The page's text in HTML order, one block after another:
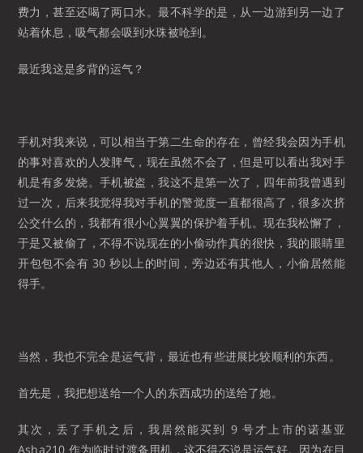
费力，甚至还喝了两口水。最不科学的是，从一边游到另一边了
站着休息，吸气都会吸到水珠被呛到。
最近我这是多背的运气？
手机对我来说，可以相当于第二生命的存在，曾经我会因为手机
的事对喜欢的人发脾气，现在虽然不会了，但是可以看出我对手
机是有多发烧。手机被盗，我这不是第一次了，四年前我曾遇到
过一次，后来我觉得我对手机的警觉度一直都很高了，很多次挤
公交什么的，我都有很小心翼翼的保护着手机。现在我松懈了，
于是又被偷了，不得不说现在的小偷动作真的很快，我的眼睛里
开包包不会有 30 秒以上的时间，旁边还有其他人，小偷居然能
得手。
当然，我也不完全是运气背，最近也有些进展比较顺利的东西。
首先是，我把想送给一个人的东西成功的送给了她。
其次，丢了手机之后，我居然能买到 9 号才上市的诺基亚
Asha210 作为临时过渡备用机，这不得不说是运气好。因为在目